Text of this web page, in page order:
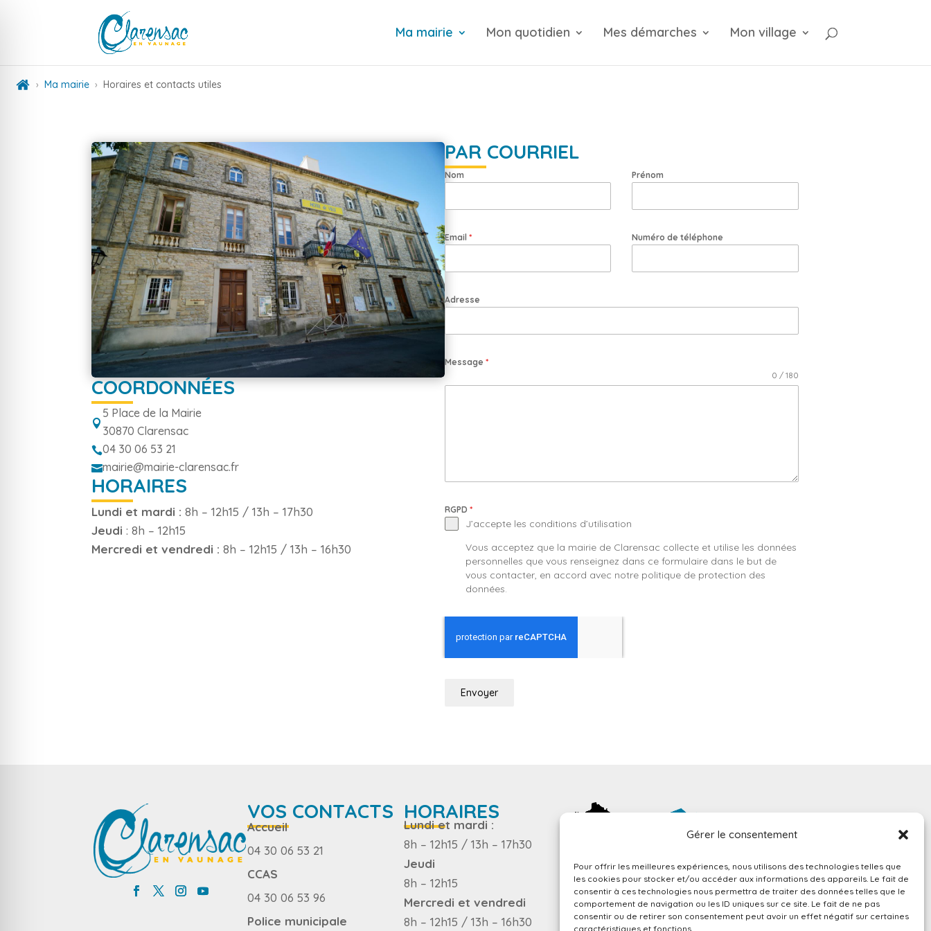
Gérer le consentement
Pour offrir les meilleures expériences, nous utilisons des technologies telles que
les cookies pour stocker et/ou accéder aux informations des appareils. Le fait de
consentir à ces technologies nous permettra de traiter des données telles que le
comportement de navigation ou les ID uniques sur ce site. Le fait de ne pas
consentir ou de retirer son consentement peut avoir un effet négatif sur certaines
caractéristiques et fonctions.
Ma mairie Mon quotidien Mes démarches Mon village
Ma mairie Horaires et contacts utiles
COORDONNÉES

5 Place de la Mairie
30870 Clarensac
04 30 06 53 21
mairie@mairie-clarensac.fr
HORAIRES
Lundi et mardi : 8h – 12h15 / 13h – 17h30
Jeudi : 8h – 12h15
Mercredi et vendredi : 8h – 12h15 / 13h – 16h30
PAR COURRIEL
Nom Prénom
Email* Numéro de téléphone
Adresse
Message*
0 / 180
RGPD*
J’accepte les conditions d’utilisation
Vous acceptez que la mairie de Clarensac collecte et utilise les données
personnelles que vous renseignez dans ce formulaire dans le but de
vous contacter, en accord avec notre politique de protection des
données.
Envoyer
VOS CONTACTS
Accueil
04 30 06 53 21
CCAS
04 30 06 53 96
Police municipale
HORAIRES
Lundi et mardi :
8h – 12h15 / 13h – 17h30
Jeudi
8h – 12h15
Mercredi et vendredi
8h – 12h15 / 13h – 16h30
NEWSLETTER